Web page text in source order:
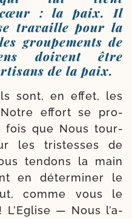
cœur : la paix. Il
travaille pour la
groupements de
doivent être
de la paix.
sont, en effet, les
Notre effort se pro­
fois que Nous tour­
les tris­tesses de
ten­dons la main
en déter­mi­ner le
comme vous le
— Nous l’a­